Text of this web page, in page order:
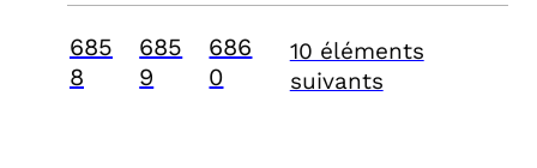
685
8
685
9
686
0
10 éléments
suivants